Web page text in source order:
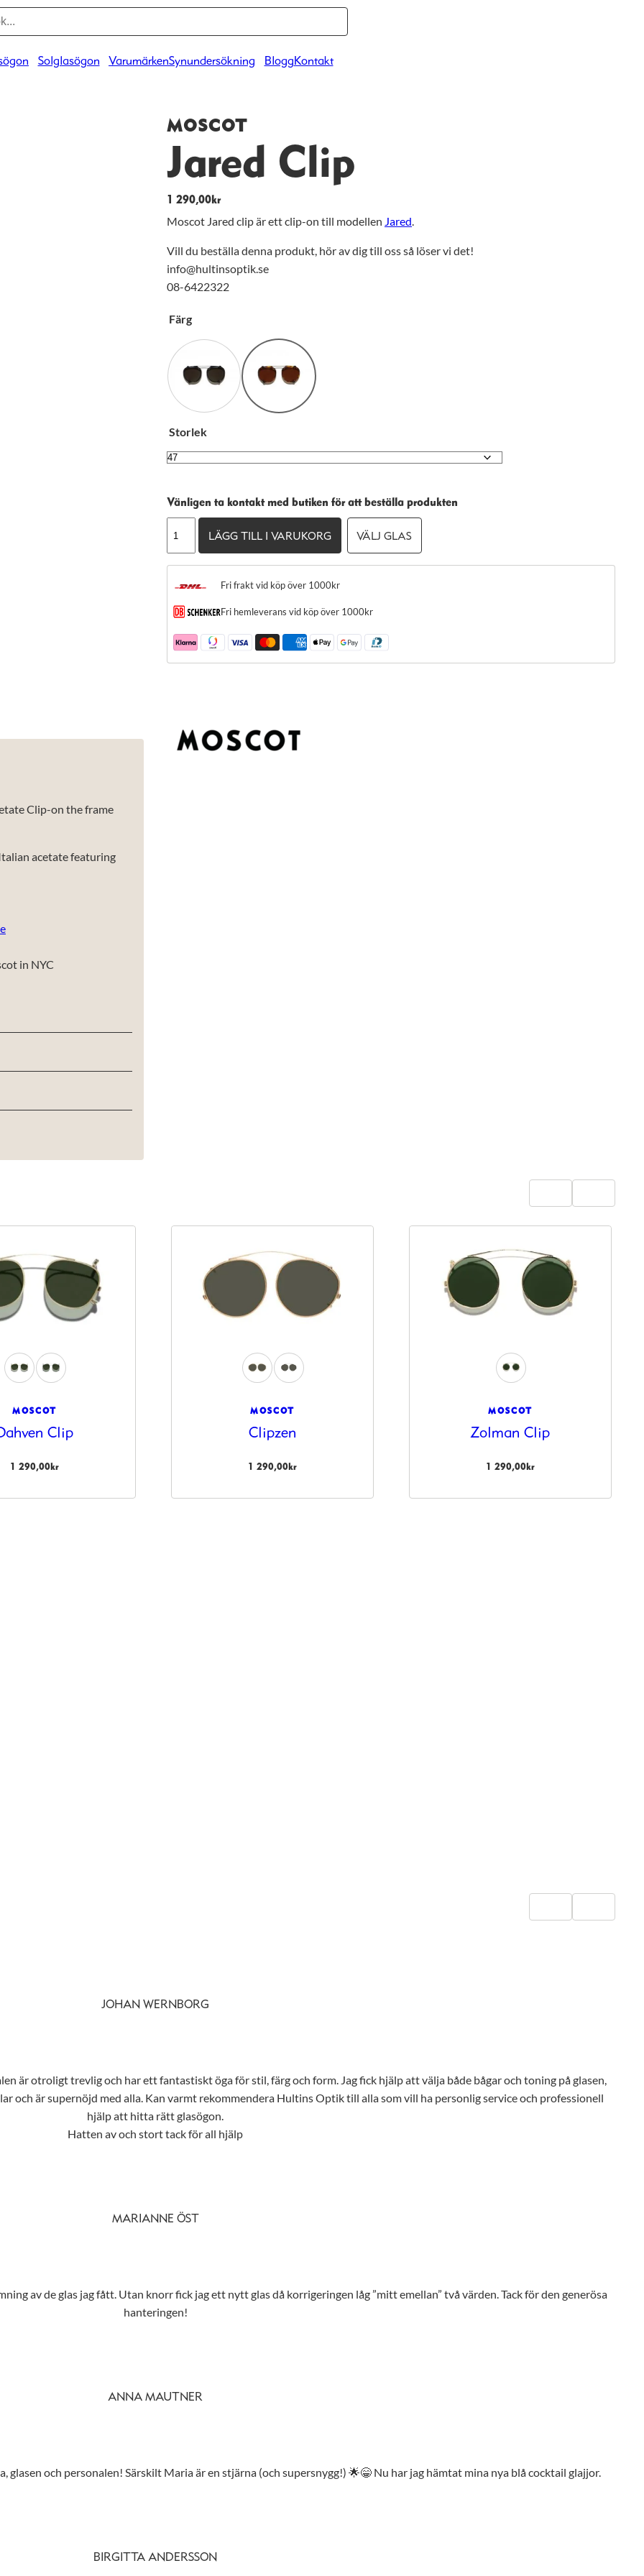
Solglasögon VarumärkenSynundersökning Blogg Kontakt
MOSCOT
Jared Clip
1 290,00 kr
Moscot Jared clip är ett clip-on till modellen Jared.
Vill du beställa denna produkt, hör av dig till oss så löser vi det!
info@hultinsoptik.se
08-6422322
Färg
Storlek
Vänligen ta kontakt med butiken för att beställa produkten
Clip
LÄGG TILL I VARUKORG VÄLJ GLAS
Fri frakt vid köp över 1000kr
Fri hemleverans vid köp över 1000kr
Clip-on the frame
acetate featuring
in NYC
MOSCOT
Clip
1 290,00kr
MOSCOT
Clipzen
1 290,00kr
MOSCOT
Zolman Clip
1 290,00kr
JOHAN WERNBORG
är otroligt trevlig och har ett fantastiskt öga för stil, färg och form. Jag fick hjälp att välja både bågar och toning på glasen,
och är supernöjd med alla. Kan varmt rekommendera Hultins Optik till alla som vill ha personlig service och professionell
hjälp att hitta rätt glasögon.
Hatten av och stort tack för all hjälp
MARIANNE ÖST
av de glas jag fått. Utan knorr fick jag ett nytt glas då korrigeringen låg ”mitt emellan” två värden. Tack för den generösa
hanteringen!
ANNA MAUTNER
och personalen! Särskilt Maria är en stjärna (och supersnygg!) 🌟😁 Nu har jag hämtat mina nya blå cocktail glajjor.
BIRGITTA ANDERSSON